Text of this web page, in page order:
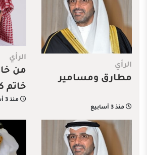
في
الرأي
مطارق ومسامير
منذ 3 أسابيع
الرأي
من
خاتم
كيف
منذ 3 أسابيع